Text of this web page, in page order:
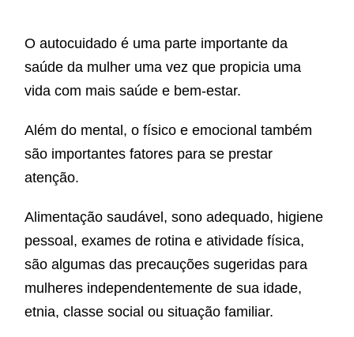
O autocuidado é uma parte importante da
saúde da mulher uma vez que propicia uma
vida com mais saúde e bem-estar.
Além do mental, o físico e emocional também
são importantes fatores para se prestar
atenção.
Alimentação saudável, sono adequado, higiene
pessoal, exames de rotina e atividade física,
são algumas das precauções sugeridas para
mulheres independentemente de sua idade,
etnia, classe social ou situação familiar.